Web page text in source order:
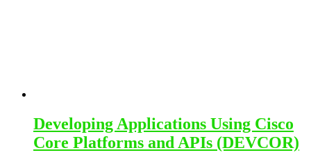
Developing Applications Using Cisco
Core Platforms and APIs (DEVCOR)